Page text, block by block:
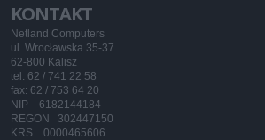
KONTAKT
Netland Computers
ul. Wrocławska 35-37
62-800 Kalisz
tel: 62 / 741 22 58
fax: 62 / 753 64 20
NIP 6182144184
REGON 302447150
KRS 0000465606